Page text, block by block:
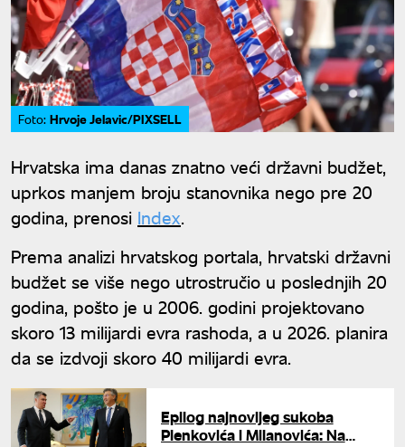
Foto: Hrvoje Jelavic/PIXSELL
Hrvatska ima danas znatno veći državni budžet,
uprkos manjem broju stanovnika nego pre 20
godina, prenosi Index.
Prema analizi hrvatskog portala, hrvatski državni
budžet se više nego utrostručio u poslednjih 20
godina, pošto je u 2006. godini projektovano
skoro 13 milijardi evra rashoda, a u 2026. planira
da se izdvoji skoro 40 milijardi evra.
Epilog najnovijeg sukoba
Plenkovića i Milanovića: Na